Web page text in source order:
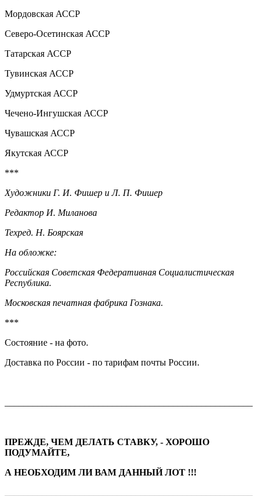
Мордовская АССР
Северо-Осетинская АССР
Татарская АССР
Тувинская АССР
Удмуртская АССР
Чечено-Ингушская АССР
Чувашская АССР
Якутская АССР
***
Художники Г. И. Фишер и Л. П. Фишер
Редактор И. Миланова
Техред. Н. Боярская
На обложке:
Российская Советская Федеративная Социалистическая
Республика.
Московская печатная фабрика Гознака.
***
Состояние - на фото.
Доставка по России - по тарифам почты России.
ПРЕЖДЕ, ЧЕМ ДЕЛАТЬ СТАВКУ, - ХОРОШО
ПОДУМАЙТЕ,
А НЕОБХОДИМ ЛИ ВАМ ДАННЫЙ ЛОТ !!!